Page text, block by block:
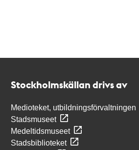
Stockholmskällan drivs av
Medioteket, utbildningsförvaltningen
Stadsmuseet
Medeltidsmuseet
Stadsbiblioteket